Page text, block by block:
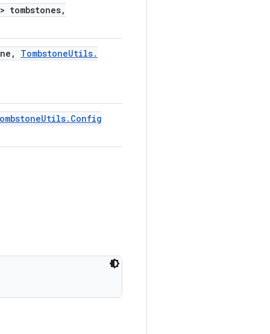
tombstones,
, TombstoneUtils.
Utils. Config